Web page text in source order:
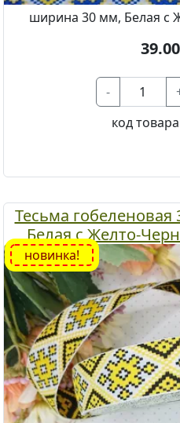
ширина 30 мм, Белая с
39.00
-
код
Тесьма
Белая с Желто-
новинка!